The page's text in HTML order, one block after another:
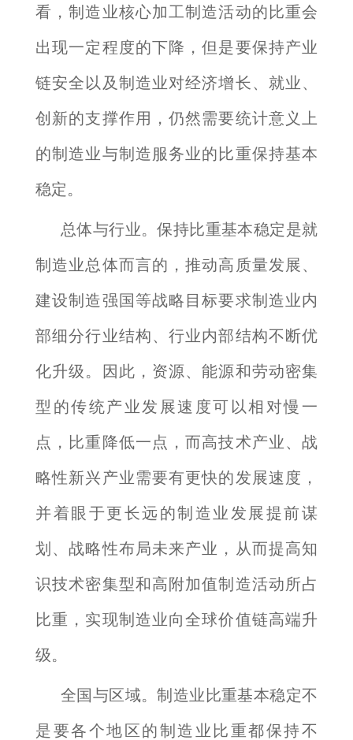
看，制造业核心加工制造活动的比重会
出现一定程度的下降，但是要保持产业
链安全以及制造业对经济增长、就业、
创新的支撑作用，仍然需要统计意义上
的制造业与制造服务业的比重保持基本
稳定。
总体与行业。保持比重基本稳定是就
制造业总体而言的，推动高质量发展、
建设制造强国等战略目标要求制造业内
部细分行业结构、行业内部结构不断优
化升级。因此，资源、能源和劳动密集
型的传统产业发展速度可以相对慢一
点，比重降低一点，而高技术产业、战
略性新兴产业需要有更快的发展速度，
并着眼于更长远的制造业发展提前谋
划、战略性布局未来产业，从而提高知
识技术密集型和高附加值制造活动所占
比重，实现制造业向全球价值链高端升
级。
全国与区域。制造业比重基本稳定不
是要各个地区的制造业比重都保持不